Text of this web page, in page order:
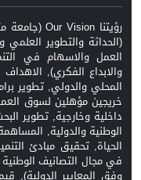
(الحداثة والتطوير
العمل والاسهام في
المحلي والدولي, تطوير
خريجين مؤهلين لسوق
داخلية وخارجية, تطوير
الوطنية والدولية,
الحياة, تحقيق مبادئ
في مجال التصانيف الوطنية